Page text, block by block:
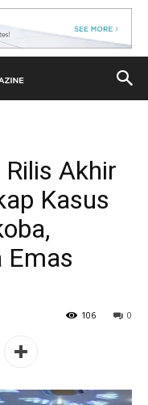
Akhir
Kasus
Emas
0
106